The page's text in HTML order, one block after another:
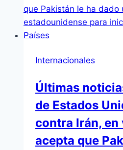
Internacionales
Últimas
de Estados
contra Irán, en
acepta que